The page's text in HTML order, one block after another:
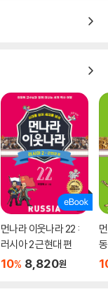
먼나라 이웃나라 22 :
러시아 2 근현대 편
10% 8,820원